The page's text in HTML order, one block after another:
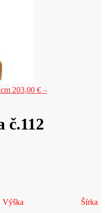
203,00 € –
č.112
Výška
Šírka